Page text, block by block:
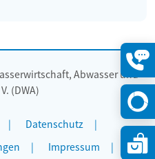
Abwasser und
(DWA)
Datenschutz
Impressum